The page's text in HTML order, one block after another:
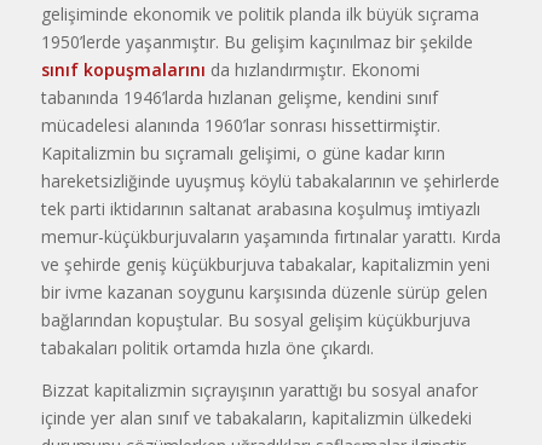
gelişiminde ekonomik ve politik planda ilk büyük sıçrama
1950’lerde yaşanmıştır. Bu gelişim kaçınılmaz bir şekilde
sınıf kopuşmalarını da hızlandırmıştır. Ekonomi
tabanında 1946’larda hızlanan gelişme, kendini sınıf
mücadelesi alanında 1960’lar sonrası hissettirmiştir.
Kapitalizmin bu sıçramalı gelişimi, o güne kadar kırın
hareketsizliğinde uyuşmuş köylü tabakalarının ve şehirlerde
tek parti iktidarının saltanat arabasına koşulmuş imtiyazlı
memur-küçükburjuvaların yaşamında fırtınalar yarattı. Kırda
ve şehirde geniş küçükburjuva tabakalar, kapitalizmin yeni
bir ivme kazanan soygunu karşısında düzenle sürüp gelen
bağlarından kopuştular. Bu sosyal gelişim küçükburjuva
tabakaları politik ortamda hızla öne çıkardı.
Bizzat kapitalizmin sıçrayışının yarattığı bu sosyal anafor
içinde yer alan sınıf ve tabakaların, kapitalizmin ülkedeki